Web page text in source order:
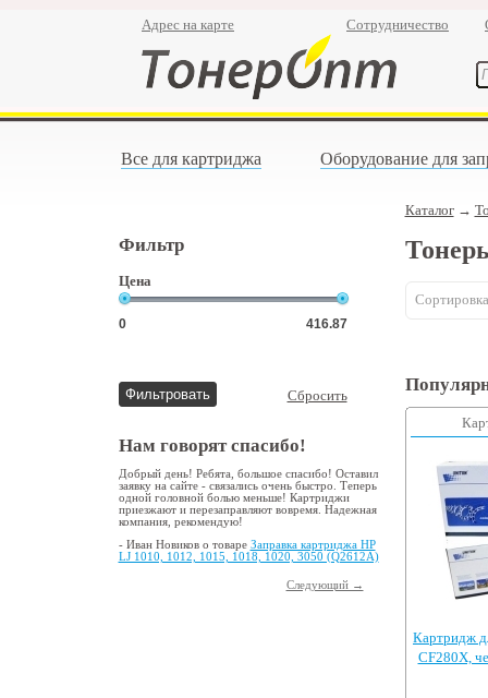
Адрес на карте Сотрудничество
Все для картриджа Оборудование для
Фильтр
Цена
Сбросить
Нам говорят спасибо!
Добрый день! Ребята, большое спасибо! Оставил
заявку на сайте - связались очень быстро. Теперь
одной головной болью меньше! Картриджи
приезжают и перезаправляют вовремя. Надежная
компания, рекомендую!
- Иван Новиков о товаре Заправка картриджа HP
LJ 1010, 1012, 1015, 1018, 1020, 3050 (Q2612A)
Следующий →
Каталог→
Картридж
CF280X,